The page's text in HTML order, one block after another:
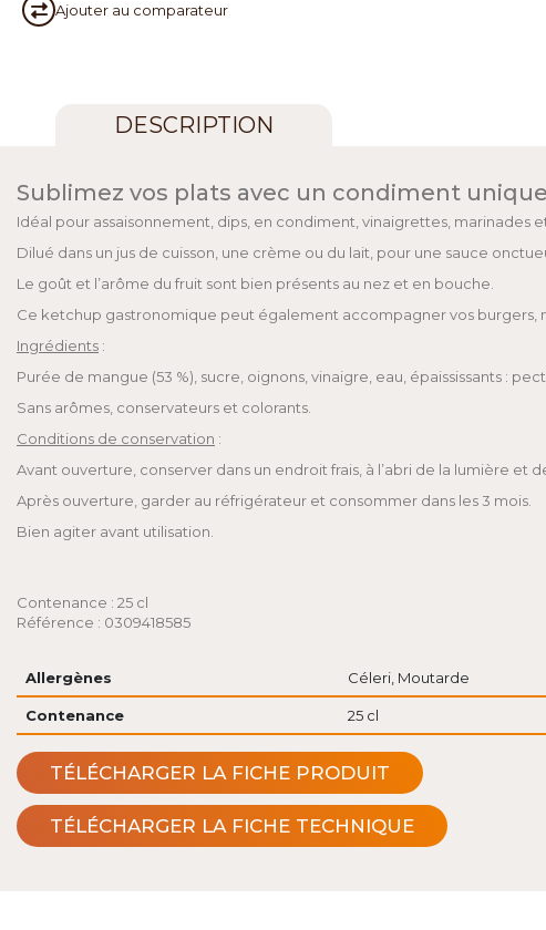
Ajouter au comparateur
DESCRIPTION
Sublimez vos plats avec un condiment
Idéal pour assaisonnement, dips, en condiment, vinaigrettes, marinades
Dilué dans un jus de cuisson, une crème ou du lait, pour une sauce
Le goût et l’arôme du fruit sont bien présents au nez et en bouche.
Ce ketchup gastronomique peut également accompagner vos burgers,
Ingrédients :
Purée de mangue (53 %), sucre, oignons, vinaigre, eau, épaississants :
Sans arômes, conservateurs et colorants.
Conditions de conservation :
Avant ouverture, conserver dans un endroit frais, à l’abri de la lumière et
Après ouverture, garder au réfrigérateur et consommer dans les 3 mois.
Bien agiter avant utilisation.
Contenance : 25 cl
Référence : 0309418585
Allergènes Céleri, Moutarde
Contenance 25 cl
TÉLÉCHARGER LA FICHE PRODUIT
TÉLÉCHARGER LA FICHE TECHNIQUE